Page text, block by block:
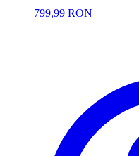
799,99 RON